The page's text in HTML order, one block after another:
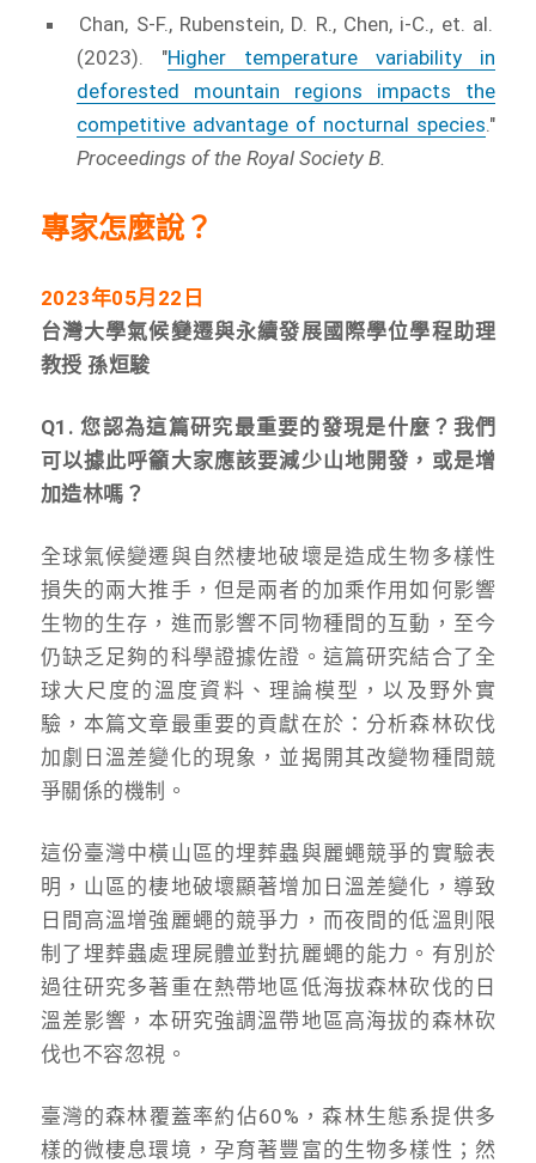
Chan, S-F., Rubenstein, D. R., Chen, i-C., et. al.
(2023). "Higher temperature variability in
deforested mountain regions impacts the
competitive advantage of nocturnal species ."
Proceedings of the Royal Society B.
專家怎麼說？
2023年05月22日
台灣大學氣候變遷與永續發展國際學位學程助理
教授 孫烜駿
Q1. 您認為這篇研究最重要的發現是什麼？我們
可以據此呼籲大家應該要減少山地開發，或是增
加造林嗎？
全球氣候變遷與自然棲地破壞是造成生物多樣性
損失的兩大推手，但是兩者的加乘作用如何影響
生物的生存，進而影響不同物種間的互動，至今
仍缺乏足夠的科學證據佐證。這篇研究結合了全
球大尺度的溫度資料、理論模型，以及野外實
驗，本篇文章最重要的貢獻在於：分析森林砍伐
加劇日溫差變化的現象，並揭開其改變物種間競
爭關係的機制。
這份臺灣中橫山區的埋葬蟲與麗蠅競爭的實驗表
明，山區的棲地破壞顯著增加日溫差變化，導致
日間高溫增強麗蠅的競爭力，而夜間的低溫則限
制了埋葬蟲處理屍體並對抗麗蠅的能力。有別於
過往研究多著重在熱帶地區低海拔森林砍伐的日
溫差影響，本研究強調溫帶地區高海拔的森林砍
伐也不容忽視。
臺灣的森林覆蓋率約佔60%，森林生態系提供多
樣的微棲息環境，孕育著豐富的生物多樣性；然